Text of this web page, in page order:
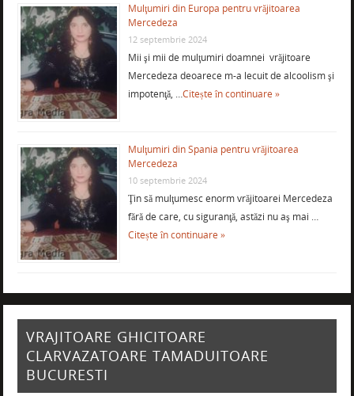
Mulţumiri din Europa pentru vrăjitoarea
Mercedeza
12 septembrie 2024
Mii şi mii de mulţumiri doamnei vrăjitoare
Mercedeza deoarece m-a lecuit de alcoolism şi
impotenţă, …Citește în continuare »
Mulţumiri din Spania pentru vrăjitoarea
Mercedeza
10 septembrie 2024
Ţin să mulţumesc enorm vrăjitoarei Mercedeza
fără de care, cu siguranţă, astăzi nu aş mai …
Citește în continuare »
VRAJITOARE GHICITOARE
CLARVAZATOARE TAMADUITOARE
BUCURESTI